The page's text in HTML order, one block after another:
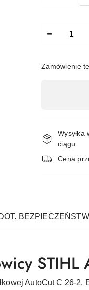
Zamówienie
i
Wysyłka
ciągu:
Cena
STIHL
AutoCut C 26-2.